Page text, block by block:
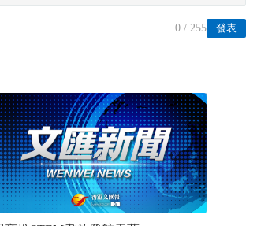
發表
0 / 255